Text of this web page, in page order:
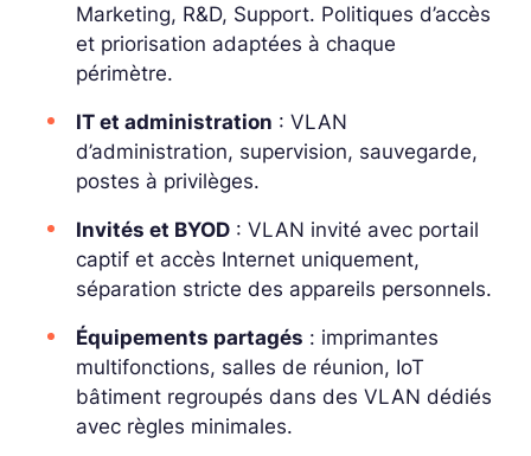
Marketing, R&D, Support. Politiques d’accès
et priorisation adaptées à chaque
périmètre.
IT et administration : VLAN
d’administration, supervision, sauvegarde,
postes à privilèges.
Invités et BYOD : VLAN invité avec portail
captif et accès Internet uniquement,
séparation stricte des appareils personnels.
Équipements partagés : imprimantes
multifonctions, salles de réunion, IoT
bâtiment regroupés dans des VLAN dédiés
avec règles minimales.